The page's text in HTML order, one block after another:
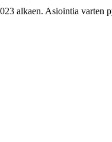
alkaen. Asiointia